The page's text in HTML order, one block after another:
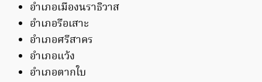
อำเภอเมืองนราธิวาส
อำเภอรือเสาะ
อำเภอศรีสาคร
อำเภอแว้ง
อำเภอตากใบ